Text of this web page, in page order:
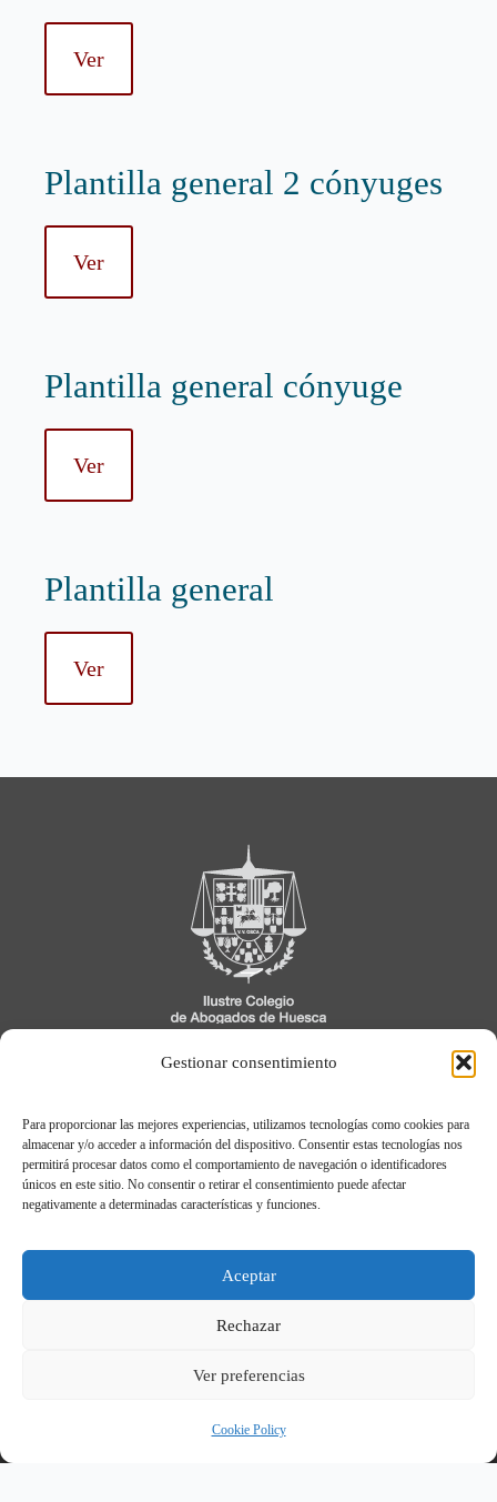
Gestionar consentimiento
Para proporcionar las mejores experiencias, utilizamos tecnologías como cookies para
almacenar y/o acceder a información del dispositivo. Consentir estas tecnologías nos
permitirá procesar datos como el comportamiento de navegación o identificadores
únicos en este sitio. No consentir o retirar el consentimiento puede afectar
negativamente a determinadas características y funciones.
Aceptar
Rechazar
Ver preferencias
Cookie Policy
Ver
Plantilla general 2 cónyuges
Ver
Plantilla general cónyuge
Ver
Plantilla general
Ver
C/ Cavia, 3, 1º
974 21 04 04
Política de Privacidad
Registro de Actividades de Tratamiento